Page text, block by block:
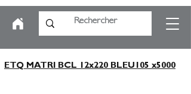
ETQ MATRI BCL 12x220 BLEU105 x5000